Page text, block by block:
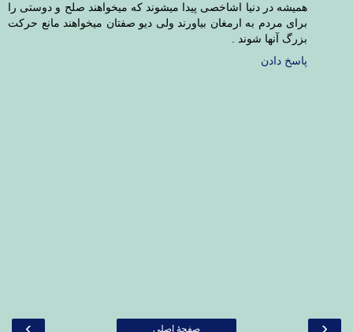
همیشه در دنیا اشاخصی پیدا میشوند که میخواهند صلح و دوستی را
برای مردم به ارمغان بیاورند ولی دیو صفتان میخواهند مانع حرکت
بزرگ آنها شوند .
پاسخ دادن
‹
› صفحهٔ اصلی